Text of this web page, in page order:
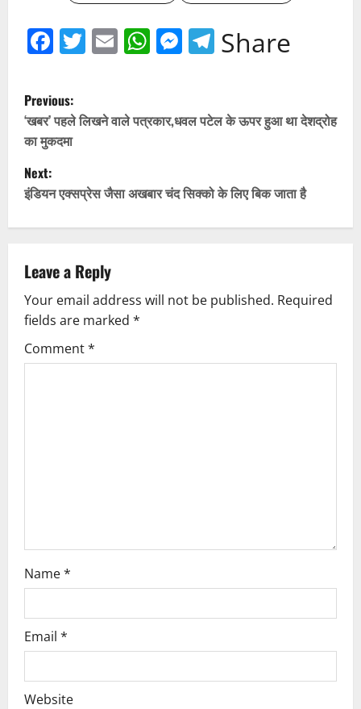
Facebook
Twitter
EmailWhatsApp
Messenger
Telegram
Share
P
o
s
t
n
a
v
i
g
Previous:
‘खबर’ पहले लिखने वाले पत्रकार,धवल पटेल के ऊपर हुआ था देशद्रोह
का मुकदमा
Next:
इंडियन एक्सप्रेस जैसा अखबार चंद सिक्को के लिए बिक जाता है
Leave a Reply
Your email address will not be published. Required
fields are marked *
Comment*
Name*
Email *
Website